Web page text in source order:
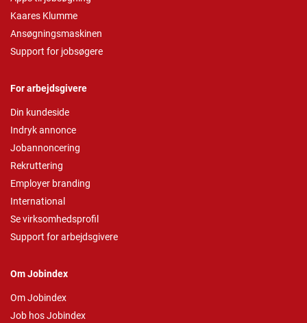
Kaares Klumme
Ansøgningsmaskinen
Support for jobsøgere
For arbejdsgivere
Din kundeside
Indryk annonce
Jobannoncering
Rekruttering
Employer branding
International
Se virksomhedsprofil
Support for arbejdsgivere
Om Jobindex
Om Jobindex
Job hos Jobindex